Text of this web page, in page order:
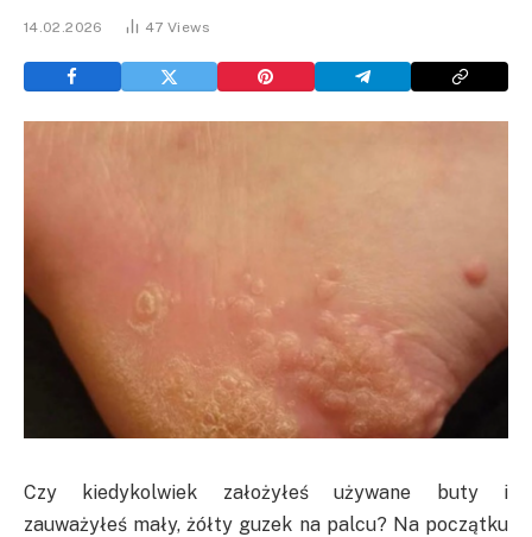
14.02.2026 47Views
Czy kiedykolwiek założyłeś używane buty i
zauważyłeś mały, żółty guzek na palcu? Na początku